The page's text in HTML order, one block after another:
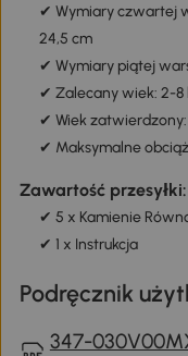
✔ Wymiary czwartej
24,5 cm
✔ Wymiary piątej
✔ Zalecany wiek: 2-8
✔ Wiek
✔ Maksymalne
Zawartość przesyłki:
✔ 5 x Kamienie
✔ 1 x Instrukcja
Podręcznik
347-